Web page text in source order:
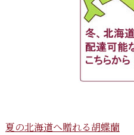
夏の北海道へ贈れる胡蝶蘭